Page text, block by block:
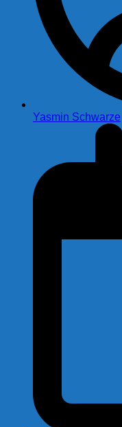
Yasmin Schwarze